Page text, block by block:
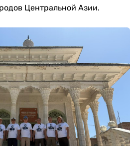
Центральной Азии.